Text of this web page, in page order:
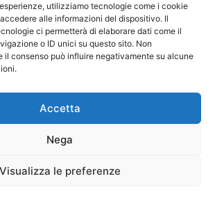
utilizziamo tecnologie come i cookie
alle informazioni del dispositivo. Il
ci permetterà di elaborare dati come il
o ID unici su questo sito. Non
il consenso può influire negativamente su alcune
Accetta
Nega
Visualizza le preferenze
Sabato 09:00 /
14:00
16:30 / 20:00
Domenica
Castaldi Luca | P.IVA
IT07259351216
Bilogic – Agenzia di